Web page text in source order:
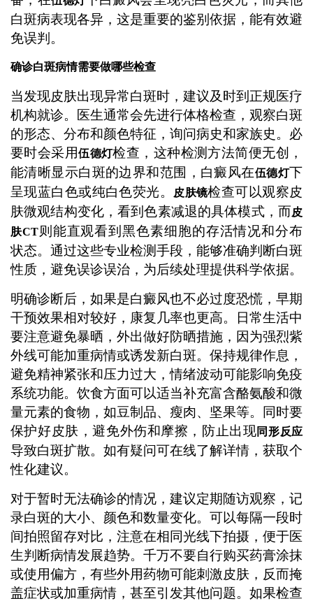
白斑病表现各异，这是重要的鉴别依据，能有效避
免误判。
确诊白斑病情需要做哪些检查
当发现皮肤出现异常白斑时，建议及时到正规医疗
机构就诊。医生通常会先进行体格检查，观察白斑
的形态、分布和颜色特征，询问病史和家族史。必
要时会采用伍德灯检查，这种检测方法简便无创，
能清晰显示白斑的边界和范围，白癜风在伍德灯下
呈现蓝白色或纯白色荧光。
皮肤镜检查可以观察皮
肤微观结构变化，看到色素减退的具体模式，而皮
肤CT则能直观看到黑色素细胞的存活情况和分布
状态。通过这些专业检测手段，能够准确判断白斑
性质，避免误诊误治，为后续处理提供科学依据。
明确诊断后，如果是白癜风也不必过度恐慌，早期
干预效果相对较好，康复几率也更高。日常生活中
要注意避免暴晒，外出做好防晒措施，因为强烈紫
外线可能加重病情或诱发新白斑。保持规律作息，
避免精神紧张和压力过大，情绪波动可能影响免疫
系统功能。饮食方面可以适当补充富含酪氨酸和微
量元素的食物，如豆制品、瘦肉、坚果等。同时要
保护好皮肤，避免外伤和摩擦，防止出现同形反应
导致白斑扩散。如有疑问可在线了解详情，获取个
性化建议。
对于暂时无法确诊的情况，建议定期随访观察，记
录白斑的大小、颜色和数量变化。可以每隔一段时
间拍照留存对比，注意在相同光线下拍摄，便于医
生判断病情发展趋势。千万不要自行购买药膏涂抹
或使用偏方，有些外用药物可能刺激皮肤，反而掩
盖症状或加重病情，甚至引发其他问题。如果检查